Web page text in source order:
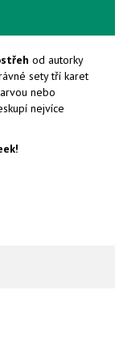
od autorky
sety tří karet
nebo
nejvíce